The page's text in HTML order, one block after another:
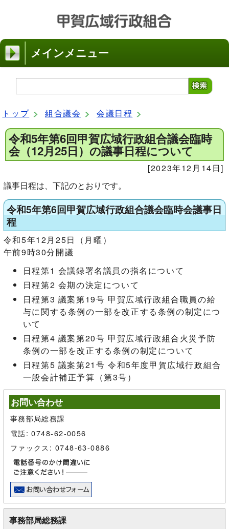
メインメニュー
トップ 組合議会 会議日程
令和5年第6回甲賀広域行政組合議会臨時
会（12月25日）の議事日程について
[2023年12月14日]
議事日程は、下記のとおりです。
令和5年第6回甲賀広域行政組合議会臨時会議事日
程
令和5年12月25日（月曜）
午前9時30分開議
日程第1 会議録署名議員の指名について
日程第2 会期の決定について
日程第3 議案第19号 甲賀広域行政組合職員の給
与に関する条例の一部を改正する条例の制定につ
いて
日程第4 議案第20号 甲賀広域行政組合火災予防
条例の一部を改正する条例の制定について
日程第5 議案第21号 令和5年度甲賀広域行政組合
一般会計補正予算（第3号）
お問い合わせ
事務部局総務課
電話: 0748-62-0056
ファックス: 0748-63-0886
事務部局総務課